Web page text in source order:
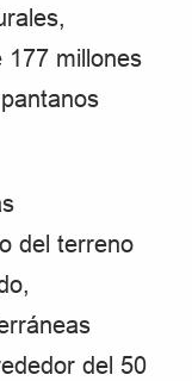
177 millones
del terreno
del 50